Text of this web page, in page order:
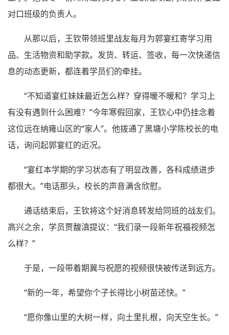
对口班级的负责人。
从那以后，王钦带领班里战友每月为郭宴红寄学习用
品、生活物资和助学款。发货、转运、签收，每一次快递信
息的动态更新，都连着学员们的牵挂。
“不知道宴红妹妹最近怎么样？穿得暖不暖和？学习上
有没有遇到什么困难？”今年寒假回家，王钦心中仍挂念着
这位远在纳雍山区的“家人”。他拨通了黑塘小学陈校长的电
话，询问起郭宴红的近况。
“宴红本学期的学习状态有了明显改善，各科成绩进步
都很大。”电话那头，校长的声音满含欣慰。
通话结束后，王钦将这个好消息转发给同班的战友们。
高兴之余，学员贾馥滇提议：“我们录一段新年祝福视频怎
么样？”
于是，一段带着期冀与祝愿的视频很快被传送到远方。
“新的一年，希望你个子长得比小树苗还快。”
“愿你像山里的大树一样，向土里扎根，向天空生长。”